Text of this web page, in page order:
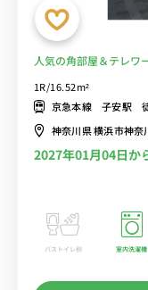
人気の角部屋＆テレワ
レクトアクセス■選べ
1R/16.52m²
京急本線 子安駅
神奈川県 横浜市神奈
2027年01月04日か
バストイレ別 室内洗濯機